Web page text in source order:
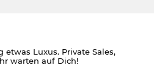
Luxus. Private Sales,
warten auf Dich!